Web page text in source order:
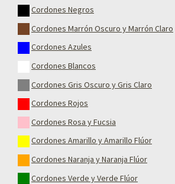
Cordones Negros
Cordones Marrón Oscuro y Marrón Claro
Cordones Azules
Cordones Blancos
Cordones Gris Oscuro y Gris Claro
Cordones Rojos
Cordones Rosa y Fucsia
Cordones Amarillo y Amarillo Flúor
Cordones Naranja y Naranja Flúor
Cordones Verde y Verde Flúor